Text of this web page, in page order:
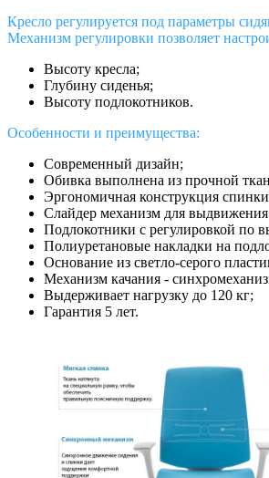
Кресло регулируется под параметры
Механизм регулировки позволяет
Высоту кресла;
Глубину сиденья;
Высоту подлокотников.
Особенности и преимущества:
Современный дизайн;
Обивка выполнена из прочной
Эргономичная конструкция
Слайдер механизм для
Подлокотники с регулировкой по
Полиуретановые накладки на
Основание из светло-серого
Механизм качания -
Выдерживает нагрузку до 120 кг;
Гарантия 5 лет.